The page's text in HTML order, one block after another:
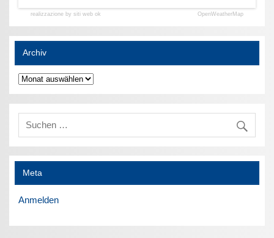
realizzazione by siti web ok OpenWeatherMap
Archiv
Archiv
Meta
Anmelden